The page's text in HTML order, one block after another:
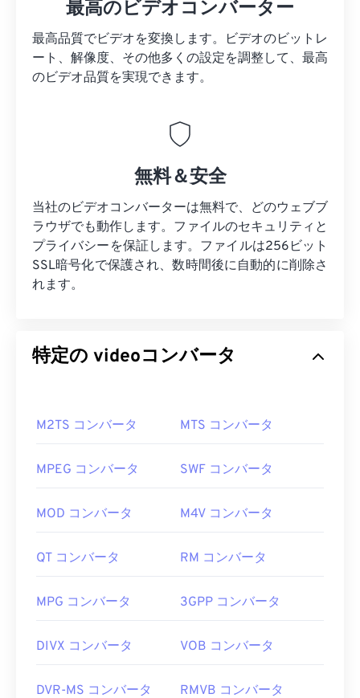
最高のビデオコンバーター
最高品質でビデオを変換します。ビデオのビットレ
ート、解像度、その他多くの設定を調整して、最高
のビデオ品質を実現できます。
無料＆安全
当社のビデオコンバーターは無料で、どのウェブブ
ラウザでも動作します。ファイルのセキュリティと
プライバシーを保証します。ファイルは256ビット
SSL暗号化で保護され、数時間後に自動的に削除さ
れます。
特定の videoコンバータ
M2TS コンバータ MTS コンバータ
MPEG コンバータ SWF コンバータ
MOD コンバータ M4V コンバータ
QT コンバータ RM コンバータ
MPG コンバータ 3GPP コンバータ
DIVX コンバータ VOB コンバータ
DVR-MS コンバータ RMVB コンバータ